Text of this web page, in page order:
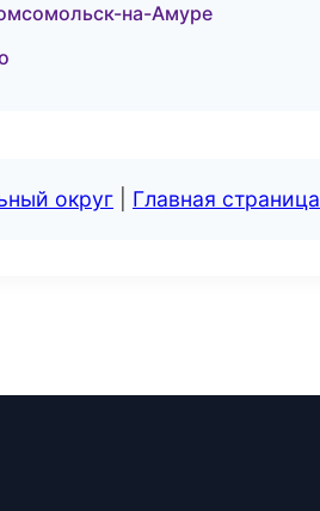
на-Амуре
округ Главная страница